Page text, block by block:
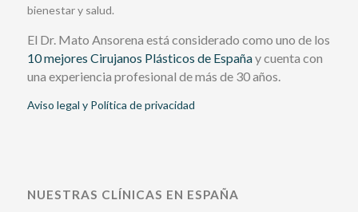
bienestar y salud.
El Dr. Mato Ansorena está considerado como uno de los
10 mejores Cirujanos Plásticos de Españay cuenta con
una experiencia profesional de más de 30 años.
Aviso legal y Política de privacidad
NUESTRAS CLÍNICAS EN ESPAÑA